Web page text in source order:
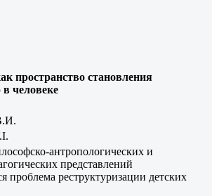
пространство становления
в человеке
антропологических и
представлений
проблема реструктуризации детских